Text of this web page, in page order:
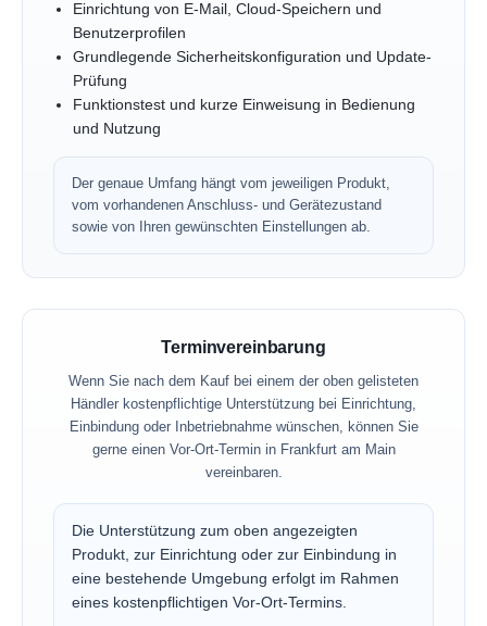
Einrichtung von E-Mail, Cloud-Speichern und
Benutzerprofilen
Grundlegende Sicherheitskonfiguration und Update-
Prüfung
Funktionstest und kurze Einweisung in Bedienung
und Nutzung
Der genaue Umfang hängt vom jeweiligen Produkt,
vom vorhandenen Anschluss- und Gerätezustand
sowie von Ihren gewünschten Einstellungen ab.
Terminvereinbarung
Wenn Sie nach dem Kauf bei einem der oben gelisteten
Händler kostenpflichtige Unterstützung bei Einrichtung,
Einbindung oder Inbetriebnahme wünschen, können Sie
gerne einen Vor-Ort-Termin in Frankfurt am Main
vereinbaren.
Die Unterstützung zum oben angezeigten
Produkt, zur Einrichtung oder zur Einbindung in
eine bestehende Umgebung erfolgt im Rahmen
eines kostenpflichtigen Vor-Ort-Termins.